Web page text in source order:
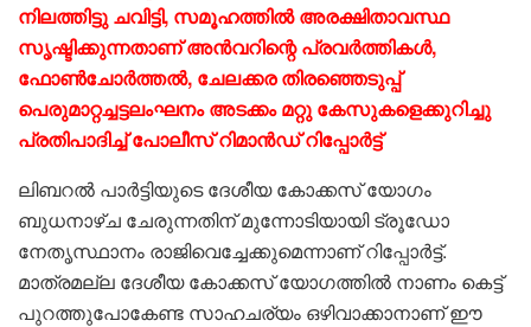
നിലത്തിട്ടു ചവിട്ടി, സമൂഹത്തിൽ അരക്ഷിതാവസ്ഥ
സൃഷ്ടിക്കുന്നതാണ് അൻവറിന്റെ പ്രവർത്തികൾ,
ഫോൺചോർത്തൽ, ചേലക്കര തിരഞ്ഞെടുപ്പ്
പെരുമാറ്റച്ചട്ടലംഘനം അടക്കം മറ്റു കേസുകളെക്കുറിച്ചു
പ്രതിപാദിച്ച് പോലീസ് റിമാൻഡ് റിപ്പോർട്ട്
ലിബറൽ പാർട്ടിയുടെ ദേശീയ കോക്കസ് യോഗം
ബുധനാഴ്ച ചേരുന്നതിന് മുന്നോടിയായി ട്രൂഡോ
നേതൃസ്ഥാനം രാജിവെച്ചേക്കുമെന്നാണ് റിപ്പോർട്ട്.
മാത്രമല്ല ദേശീയ കോക്കസ് യോഗത്തിൽ നാണം കെട്ട്
പുറത്തുപോകേണ്ട സാഹചര്യം ഒഴിവാക്കാനാണ് ഈ